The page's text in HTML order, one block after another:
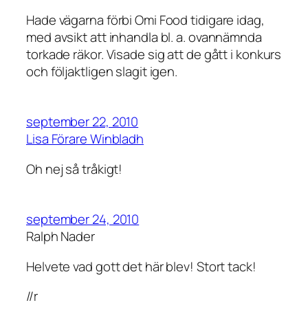
Hade vägarna förbi Omi Food tidigare idag,
med avsikt att inhandla bl. a. ovannämnda
torkade räkor. Visade sig att de gått i konkurs
och följaktligen slagit igen.
september 22, 2010
Lisa Förare Winbladh
Oh nej så tråkigt!
september 24, 2010
Ralph Nader
Helvete vad gott det här blev! Stort tack!
//r